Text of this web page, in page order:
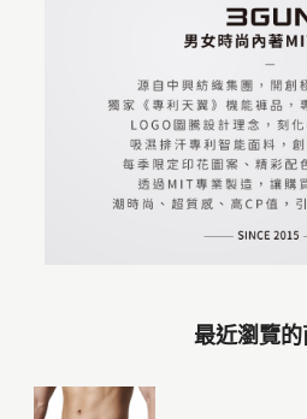
最近瀏覽